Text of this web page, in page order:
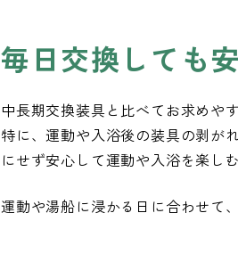
毎日交換しても
中長期交換装具と比べてお求めや
特に、運動や入浴後の装具の剥が
にせず安心して運動や入浴を楽し
運動や湯船に浸かる日に合わせて